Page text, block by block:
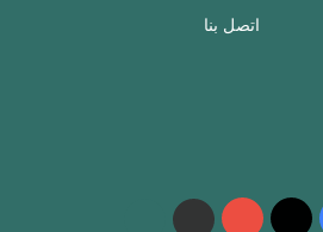
اتصل بنا
فيسبوك ‫X
‫YouTubeواتساب